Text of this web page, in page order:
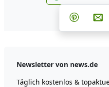
Teilen
Teilen
Newsletter von news.de
Täglich kostenlos &